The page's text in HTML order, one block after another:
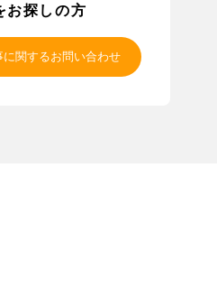
お探しの方
関するお問い合わせ